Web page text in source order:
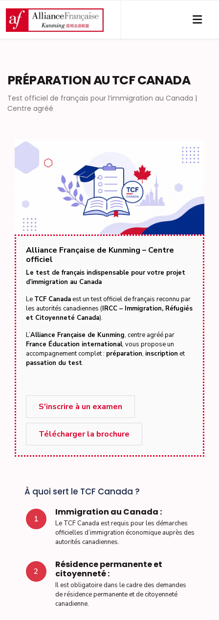
PRÉPARATION AU TCF CANADA
Test officiel de français pour l’immigration au Canada |
Centre agréé
Alliance Française de Kunming – Centre
officiel
Le test de français indispensable pour votre projet
d’immigration au Canada
Le TCF Canadaest un test officiel de français reconnu par
les autorités canadiennes (IRCC – Immigration, Réfugiés
et Citoyenneté Canada).
L’Alliance Française de Kunming, centre agréé par
France Éducation international, vous propose un
accompagnement complet : préparation, inscription et
passation du test.
S'inscrire à un examen
Télécharger la brochure
À quoi sert le TCF Canada ?
1
Immigration au Canada :
Le TCF Canada est requis pour les démarches
officielles d’immigration économique auprès des
autorités canadiennes.
2
Résidence permanente et
citoyenneté :
Il est obligatoire dans le cadre des demandes
de résidence permanente et de citoyenneté
canadienne.